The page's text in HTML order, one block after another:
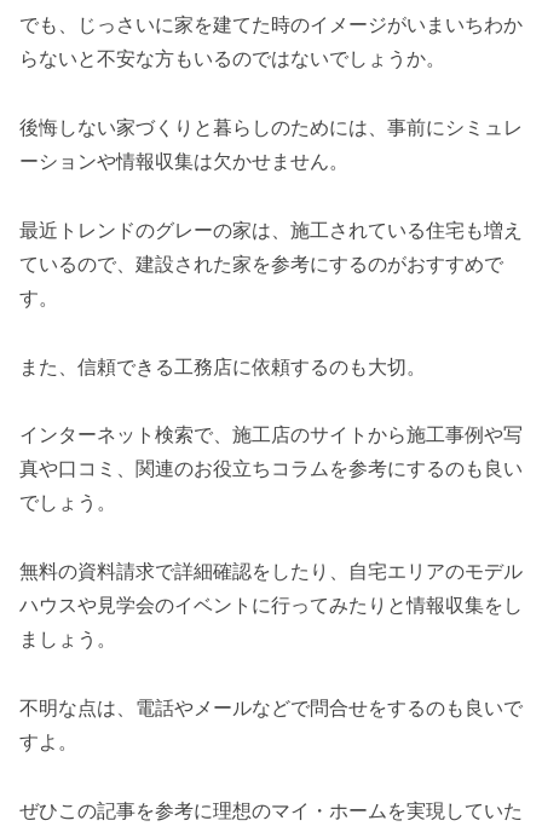
でも、じっさいに家を建てた時のイメージがいまいちわか
らないと不安な方もいるのではないでしょうか。
後悔しない家づくりと暮らしのためには、事前にシミュレ
ーションや情報収集は欠かせません。
最近トレンドのグレーの家は、施工されている住宅も増え
ているので、建設された家を参考にするのがおすすめで
す。
また、信頼できる工務店に依頼するのも大切。
インターネット検索で、施工店のサイトから施工事例や写
真や口コミ、関連のお役立ちコラムを参考にするのも良い
でしょう。
無料の資料請求で詳細確認をしたり、自宅エリアのモデル
ハウスや見学会のイベントに行ってみたりと情報収集をし
ましょう。
不明な点は、電話やメールなどで問合せをするのも良いで
すよ。
ぜひこの記事を参考に理想のマイ・ホームを実現していた